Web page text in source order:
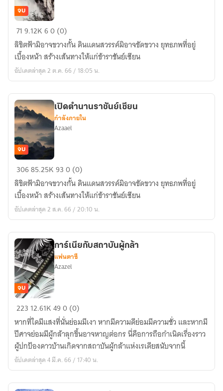
เปิด
ตำนาน
ราชันย์
เซียน
2
จบ
719.12K60 (0)
ลิขิตฟ้ามิอาจขวางกั้น ดินแดนสวรรค์มิอาจขัดขวาง ยุทธภพที่อยู่
เบื้องหน้า สร้างเส้นทางให้แก่ข้าราชันย์เซียน
อัปเดตล่าสุด 2 ต.ค. 66 / 18:05 น.
เปิด
ตำนาน
ราชันย์
เซียน
จบ
เปิดตำนานราชันย์เซียน
กำลังภายใน
Azaael
30685.25K930 (0)
ลิขิตฟ้ามิอาจขวางกั้น ดินแดนสวรรค์มิอาจขัดขวาง ยุทธภพที่อยู่
เบื้องหน้า สร้างเส้นทางให้แก่ข้าราชันย์เซียน
อัปเดตล่าสุด 2 ส.ค. 66 / 20:10 น.
การ์
กับ
สถาบัน
ผู้
กล้า
จบ
การ์เนียกับสถาบันผู้กล้า
แฟนตาซี
Azazel
223 12.61K490 (0)
หากที่ใดมีแสงที่นั่นย่อมมีเงา หากมีความดีย่อมมีความชั่ว และหากมี
ปีศาจย่อมมีผู้กล้าลุกขึ้นอาจหาญต่อกร นี่คือการถือกำเนิดเรื่องราว
ผู้ปกป้องดาวบ้านเกิดจากสถาบันผู้กล้าแห่งเรเดียสนับจากนี้
อัปเดตล่าสุด 4 มี.ค. 66 / 17:40 น.